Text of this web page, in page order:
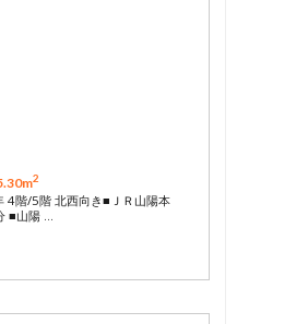
2
4階/5階 北西向き■ＪＲ山陽本
■山陽 …